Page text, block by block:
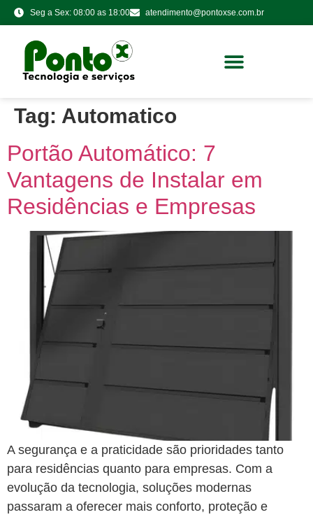
Seg a Sex: 08:00 as 18:00 atendimento@pontoxse.com.br
Tag: Automatico
Portão Automático: 7
Vantagens de Instalar em
Residências e Empresas
A segurança e a praticidade são prioridades tanto
para residências quanto para empresas. Com a
evolução da tecnologia, soluções modernas
passaram a oferecer mais conforto, proteção e